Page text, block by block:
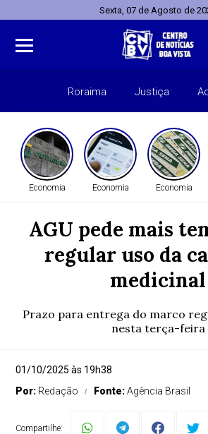
Sexta, 07 de Agosto de
Roraima Justiça
Economia Economia Economia
AGU pede mais
regular uso da
medicinal
Prazo para entrega do marco
nesta terça-feira
01/10/2025 às 19h38
Por: Redação Fonte:Agência Brasil
Compartilhe: